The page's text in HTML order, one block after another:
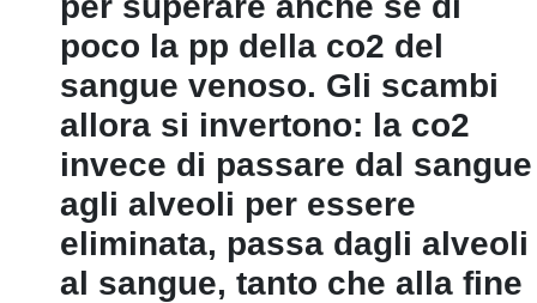
poco la pp della co2 del
sangue venoso. Gli scambi
allora si invertono: la co2
invece di passare dal sangue
agli alveoli per essere
eliminata, passa dagli alveoli
al sangue, tanto che alla fine